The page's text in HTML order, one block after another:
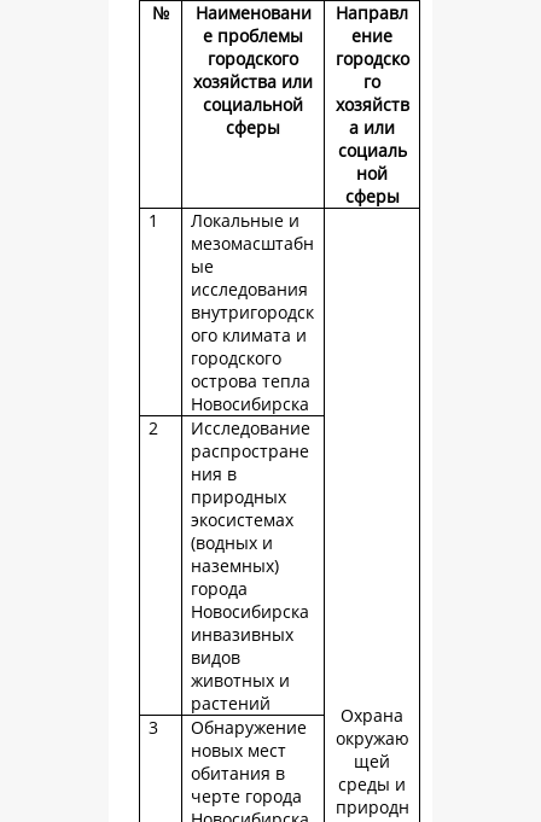
№
Наименовани
е проблемы
городского
хозяйства или
социальной
сферы
Направл
ение
городско
го
хозяйств
а или
социаль
ной
сферы
1
Локальные и
мезомасштабн
ые
исследования
внутригородск
ого климата и
городского
острова тепла
Новосибирска
Охрана
окружаю
щей
среды и
природн
2
Исследование
распростране
ния в
природных
экосистемах
(водных и
наземных)
города
Новосибирска
инвазивных
видов
животных и
растений
3
Обнаружение
новых мест
обитания в
черте города